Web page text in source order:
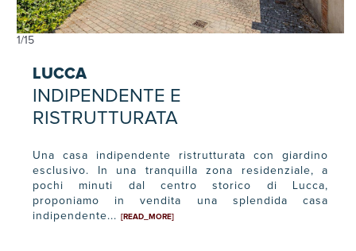
1/15
LUCCA
INDIPENDENTE E
RISTRUTTURATA
Una casa indipendente ristrutturata con giardino
esclusivo. In una tranquilla zona residenziale, a
pochi minuti dal centro storico di Lucca,
proponiamo in vendita una splendida casa
indipendente...
[READ_MORE]